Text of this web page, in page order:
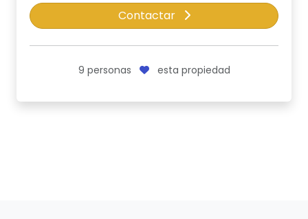
Contactar
9 personas esta propiedad